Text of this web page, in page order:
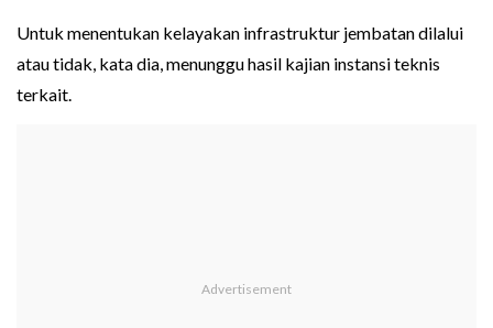
Untuk menentukan kelayakan infrastruktur jembatan dilalui
atau tidak, kata dia, menunggu hasil kajian instansi teknis
terkait.